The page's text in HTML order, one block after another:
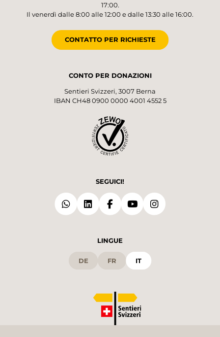
17:00.
Il venerdì dalle 8:00 alle 12:00 e dalle 13:30 alle 16:00.
CONTATTO PER RICHIESTE
CONTO PER DONAZIONI
Sentieri Svizzeri, 3007 Berna
IBAN CH48 0900 0000 4001 4552 5
SEGUICI!
LINGUE
DE FR IT